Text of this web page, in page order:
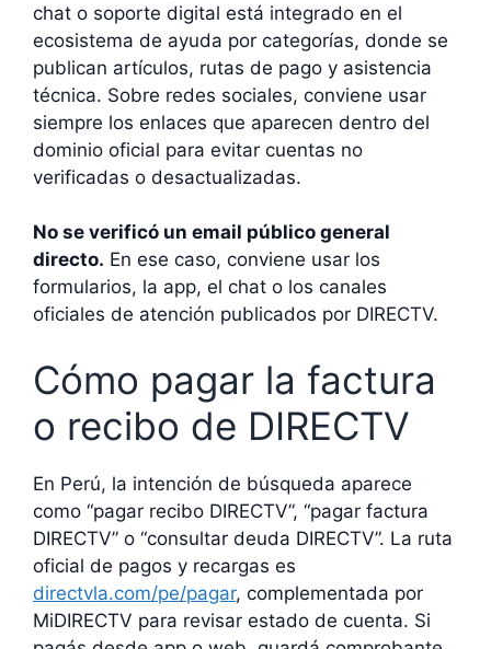
chat o soporte digital está integrado en el
ecosistema de ayuda por categorías, donde se
publican artículos, rutas de pago y asistencia
técnica. Sobre redes sociales, conviene usar
siempre los enlaces que aparecen dentro del
dominio oficial para evitar cuentas no
verificadas o desactualizadas.
No se verificó un email público general
directo. En ese caso, conviene usar los
formularios, la app, el chat o los canales
oficiales de atención publicados por DIRECTV.
Cómo pagar la factura
o recibo de DIRECTV
En Perú, la intención de búsqueda aparece
como “pagar recibo DIRECTV”, “pagar factura
DIRECTV” o “consultar deuda DIRECTV”. La ruta
oficial de pagos y recargas es
directvla.com/pe/pagar, complementada por
MiDIRECTV para revisar estado de cuenta. Si